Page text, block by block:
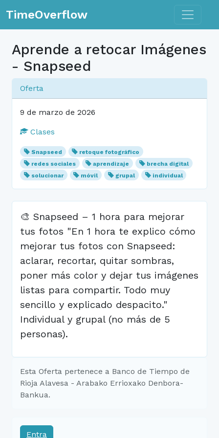
TimeOverflow Toggle
Aprende a retocar Imágenes
- Snapseed
Oferta
9 de marzo de 2026
Clases
Snapseed
retoque fotográfico
redes sociales
aprendizaje
brecha digital
solucionar
móvil grupal individual
🎨 Snapseed – 1 hora para mejorar
tus fotos "En 1 hora te explico cómo
mejorar tus fotos con Snapseed:
aclarar, recortar, quitar sombras,
poner más color y dejar tus imágenes
listas para compartir. Todo muy
sencillo y explicado despacito."
Individual y grupal (no más de 5
personas).
Esta Oferta pertenece a Banco de Tiempo de
Rioja Alavesa - Arabako Errioxako Denbora-
Bankua.
Entra